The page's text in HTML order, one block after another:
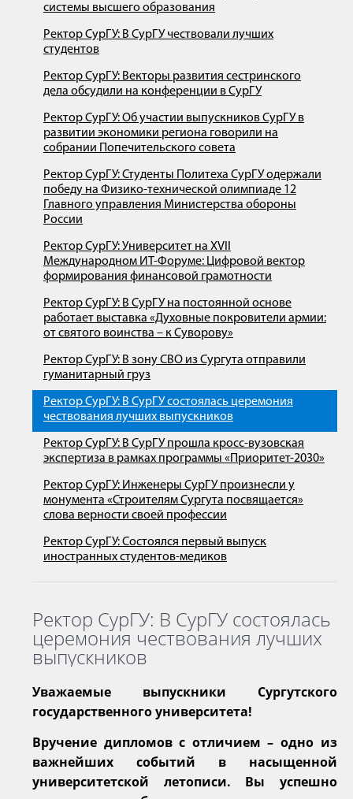
системы высшего образования
Ректор СурГУ: В СурГУ чествовали лучших
студентов
Ректор СурГУ: Векторы развития сестринского
дела обсудили на конференции в СурГУ
Ректор СурГУ: Об участии выпускников СурГУ в
развитии экономики региона говорили на
собрании Попечительского совета
Ректор СурГУ: Студенты Политеха СурГУ одержали
победу на Физико-технической олимпиаде 12
Главного управления Министерства обороны
России
Ректор СурГУ: Университет на XVII
Международном ИT-Форуме: Цифровой вектор
формирования финансовой грамотности
Ректор СурГУ: В СурГУ на постоянной основе
работает выставка «Духовные покровители армии:
от святого воинства – к Суворову»
Ректор СурГУ: В зону СВО из Сургута отправили
гуманитарный груз
Ректор СурГУ: В СурГУ состоялась церемония
чествования лучших выпускников
Ректор СурГУ: В СурГУ прошла кросс-вузовская
экспертиза в рамках программы «Приоритет-2030»
Ректор СурГУ: Инженеры СурГУ произнесли у
монумента «Строителям Сургута посвящается»
слова верности своей профессии
Ректор СурГУ: Состоялся первый выпуск
иностранных студентов-медиков
Ректор СурГУ: В СурГУ состоялась
церемония чествования лучших
выпускников
Уважаемые выпускники Сургутского
государственного университета!
Вручение дипломов с отличием – одно из
важнейших событий в насыщенной
университетской летописи. Вы успешно